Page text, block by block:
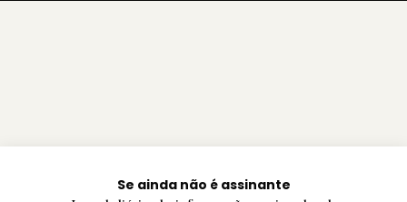
Se ainda não é assinante